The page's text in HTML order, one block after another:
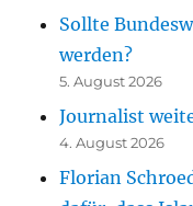
Sollte
werden?
5. August 2026
Journalist
4. August 2026
Florian